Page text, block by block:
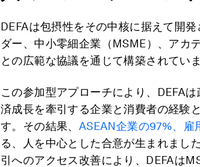
DEFAは包摂性をその中核に据えて開
ダー、中小零細企業（MSME）、アカ
との広範な協議を通じて構築されていま
この参加型アプローチにより、DEFA
済成長を牽引する企業と消費者の経験
す。その結果、 ASEAN企業の97%、雇
る、人を中心とした合意が生まれまし
引へのアクセス改善により、DEFAは